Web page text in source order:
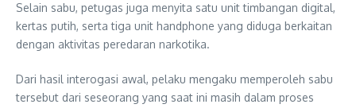
Selain sabu, petugas juga menyita satu unit timbangan digital,
kertas putih, serta tiga unit handphone yang diduga berkaitan
dengan aktivitas peredaran narkotika.
Dari hasil interogasi awal, pelaku mengaku memperoleh sabu
tersebut dari seseorang yang saat ini masih dalam proses